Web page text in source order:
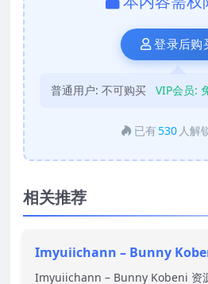
登录后购
普通用户: 不可购买 VIP会员:
已有530 人解
相关推荐
Imyuiichann – Bunny
Imyuiichann – Bunny Kobeni 资